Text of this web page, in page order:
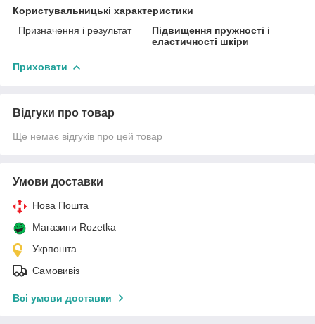
Користувальницькі характеристики
Призначення і результат
Підвищення пружності і
еластичності шкіри
Приховати
Відгуки про товар
Ще немає відгуків про цей товар
Умови доставки
Нова Пошта
Магазини Rozetka
Укрпошта
Самовивіз
Всі умови доставки